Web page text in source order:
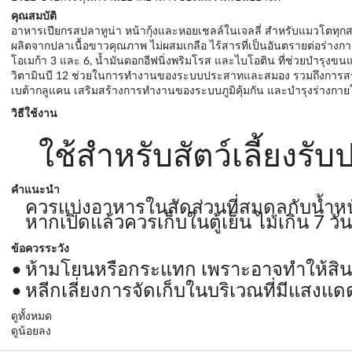
คุณสมบัติ
อาหารเปียกรสปลาทูน่า หน้ากุ้งและหอยเชลล์ในเจลลี่ สำหรับแมวโตทุก
ผลิตจากปลาเนื้อขาวคุณภาพ ไม่ผสมเกลือ ไร้สารที่เป็นอันตรายต่อร่างก
โอเมก้า 3 และ 6, น้ำมันดอกอีฟนิ่งพริมโรส และไบโอติน ที่ช่วยบำรุงขน
วิตามินบี 12 ช่วยในการทำงานของระบบประสาทและสมอง รวมถึงการ
เบต้ากลูแคน เสริมสร้างการทำงานของระบบภูมิคุ้มกัน และบำรุงร่างกา
วิธีใช้งาน
ใช้สำหรับสัตว์เลี้ยงรับ
คำแนะนำ
ควรแบ่งอาหารในสัดส่วนที่สมดุลกับน้ำห
หากเปิดแล้วควรเก็บในตู้เย็น ไม่เกิน 7 วัน
ข้อควรระวัง
ห้ามโยนหรือกระแทก เพราะอาจทำให้สิ
หลีกเลี่ยงการจัดเก็บในบริเวณที่มีแสงแ
ดูทั้งหมด
ดูน้อยลง